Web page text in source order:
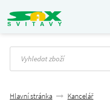
Hlavní stránka
Kancelář